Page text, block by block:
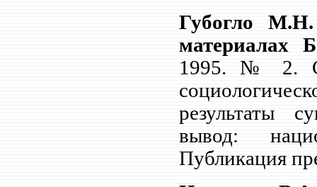
Губогло
материалах
1995. № 2.
результаты
вывод:
Публикация